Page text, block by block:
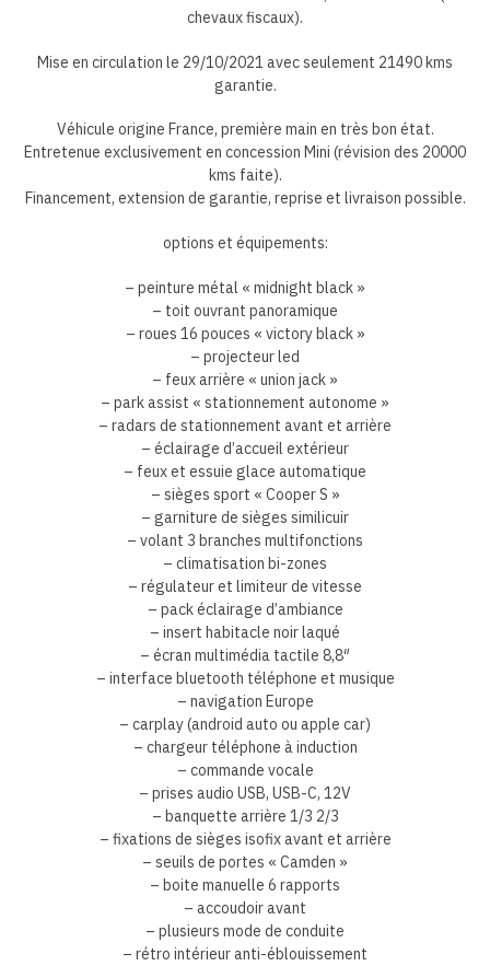
chevaux fiscaux).
Mise en circulation le 29/10/2021 avec seulement 21490 kms
garantie.
Véhicule origine France, première main en très bon état.
Entretenue exclusivement en concession Mini (révision des 20000
kms faite).
Financement, extension de garantie, reprise et livraison possible.
options et équipements:
– peinture métal « midnight black »
– toit ouvrant panoramique
– roues 16 pouces « victory black »
– projecteur led
– feux arrière « union jack »
– park assist « stationnement autonome »
– radars de stationnement avant et arrière
– éclairage d’accueil extérieur
– feux et essuie glace automatique
– sièges sport « Cooper S »
– garniture de sièges similicuir
– volant 3 branches multifonctions
– climatisation bi-zones
– régulateur et limiteur de vitesse
– pack éclairage d’ambiance
– insert habitacle noir laqué
– écran multimédia tactile 8,8″
– interface bluetooth téléphone et musique
– navigation Europe
– carplay (android auto ou apple car)
– chargeur téléphone à induction
– commande vocale
– prises audio USB, USB-C, 12V
– banquette arrière 1/3 2/3
– fixations de sièges isofix avant et arrière
– seuils de portes « Camden »
– boite manuelle 6 rapports
– accoudoir avant
– plusieurs mode de conduite
– rétro intérieur anti-éblouissement